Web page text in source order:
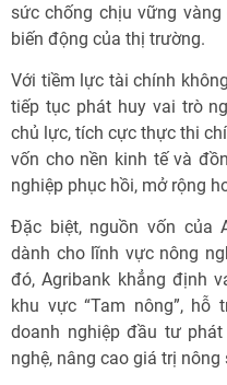
sức chống chịu vững
biến động của thị trường.
Với tiềm lực tài chính
tiếp tục phát huy vai trò
chủ lực, tích cực thực thi
vốn cho nền kinh tế và
nghiệp phục hồi, mở rộng
Đặc biệt, nguồn vốn của
dành cho lĩnh vực nông
đó, Agribank khẳng định
khu vực “Tam nông”,
doanh nghiệp đầu tư
nghệ, nâng cao giá trị